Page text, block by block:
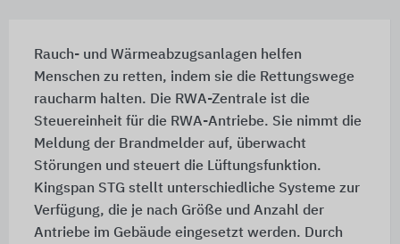
Rauch- und Wärmeabzugsanlagen helfen
Menschen zu retten, indem sie die Rettungswege
raucharm halten. Die RWA-Zentrale ist die
Steuereinheit für die RWA-Antriebe. Sie nimmt die
Meldung der Brandmelder auf, überwacht
Störungen und steuert die Lüftungsfunktion.
Kingspan STG stellt unterschiedliche Systeme zur
Verfügung, die je nach Größe und Anzahl der
Antriebe im Gebäude eingesetzt werden. Durch